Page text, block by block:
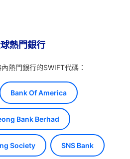
熱門銀行
熱門銀行的SWIFT代碼：
Bank Of America
Bank Berhad
Society SNS Bank